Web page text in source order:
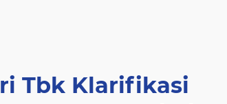
Tbk Klarifikasi